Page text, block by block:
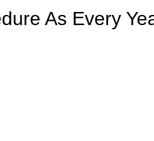
As Every